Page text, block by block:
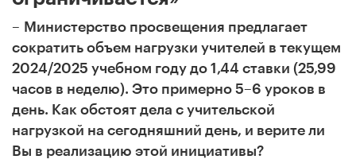
– Министерство просвещения предлагает
сократить объем нагрузки учителей в текущем
2024/2025 учебном году до 1,44 ставки (25,99
часов в неделю). Это примерно 5–6 уроков в
день. Как обстоят дела с учительской
нагрузкой на сегодняшний день, и верите ли
Вы в реализацию этой инициативы?